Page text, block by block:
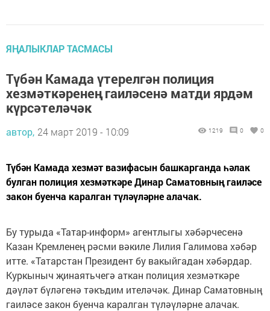
ЯҢАЛЫКЛАР ТАСМАСЫ
Түбән Камада үтерелгән полиция
хезмәткәренең гаиләсенә матди ярдәм
күрсәтеләчәк
автор, 24 март 2019 - 10:09 1219 0 0
Түбән Камада хезмәт вазифасын башкарганда һәлак
булган полиция хезмәткәре Динар Саматовның гаиләсе
закон буенча каралган түләүләрне алачак.
Бу турыда «Татар-информ» агентлыгы хәбәрчесенә
Казан Кремленең рәсми вәкиле Лилия Галимова хәбәр
итте. «Татарстан Президент бу вакыйгадан хәбәрдар.
Куркыныч җинаятьчегә аткан полиция хезмәткәре
дәүләт бүләгенә тәкъдим ителәчәк. Динар Саматовның
гаиләсе закон буенча каралган түләүләрне алачак.